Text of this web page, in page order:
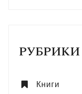
РУБРИКИ
Книги